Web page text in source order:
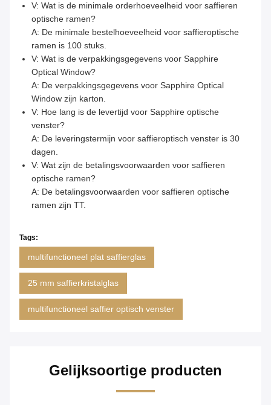
V: Wat is de minimale orderhoeveelheid voor saffieren
optische ramen?
A: De minimale bestelhoeveelheid voor saffieroptische
ramen is 100 stuks.
V: Wat is de verpakkingsgegevens voor Sapphire
Optical Window?
A: De verpakkingsgegevens voor Sapphire Optical
Window zijn karton.
V: Hoe lang is de levertijd voor Sapphire optische
venster?
A: De leveringstermijn voor saffieroptisch venster is 30
dagen.
V: Wat zijn de betalingsvoorwaarden voor saffieren
optische ramen?
A: De betalingsvoorwaarden voor saffieren optische
ramen zijn TT.
Tags:
multifunctioneel plat saffierglas
25 mm saffierkristalglas
multifunctioneel saffier optisch venster
Gelijksoortige producten